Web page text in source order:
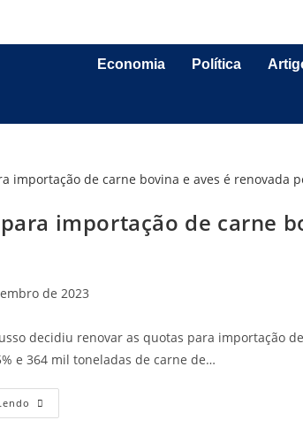
Economia Política
importação de carne
de 2023
decidiu renovar as quotas para importação
e 364 mil toneladas de carne de…